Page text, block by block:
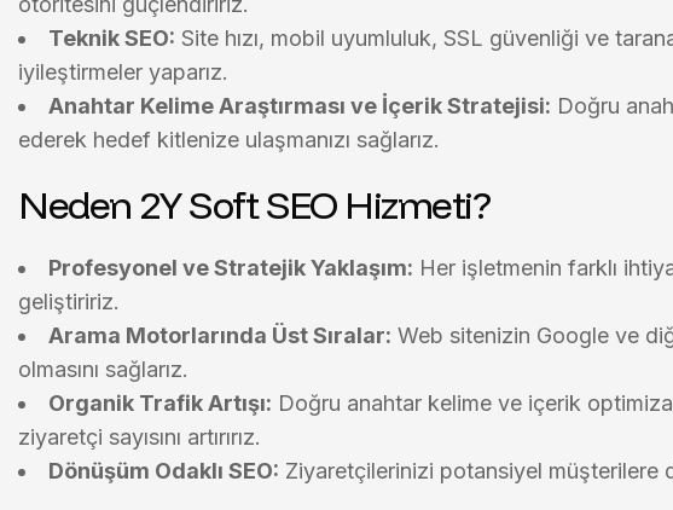
Teknik SEO: Site hızı, mobil uyumluluk, SSL güvenliği ve
iyileştirmeler yaparız.
Anahtar Kelime Araştırması ve İçerik Stratejisi: Doğru
ederek hedef kitlenize ulaşmanızı sağlarız.
Neden 2Y Soft SEO Hizmeti?
Profesyonel ve Stratejik Yaklaşım: Her işletmenin farklı
geliştiririz.
Arama Motorlarında Üst Sıralar: Web sitenizin Google ve
olmasını sağlarız.
Organik Trafik Artışı: Doğru anahtar kelime ve içerik
ziyaretçi sayısını artırırız.
Dönüşüm Odaklı SEO: Ziyaretçilerinizi potansiyel müşterilere